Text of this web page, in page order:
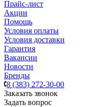
Прайс-лист
Акции
Помощь
Условия оплаты
Условия доставки
Гарантия
Вакансии
Новости
Бренды
8 (383) 272-30-00
Заказать звонок
Задать вопрос